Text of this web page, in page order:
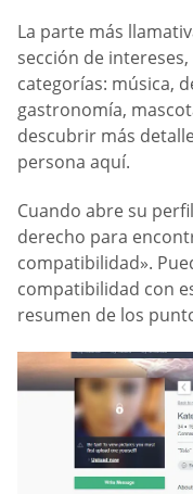
La parte más
sección de
categorías: música,
gastronomía,
descubrir más
persona aquí.
Cuando abre su
derecho para
compatibilidad».
compatibilidad con
resumen de los